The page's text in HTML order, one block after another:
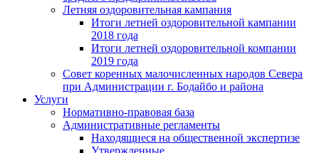
Летняя оздоровительная кампания
Итоги летней оздоровительной кампании
2018 года
Итоги летней оздоровительной компании
2019 года
Совет коренных малочисленных народов Севера
при Администрации г. Бодайбо и района
Услуги
Нормативно-правовая база
Административные регламенты
Находящиеся на общественной экспертизе
Утвержденные